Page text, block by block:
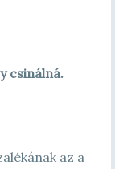
csinálná.
az a